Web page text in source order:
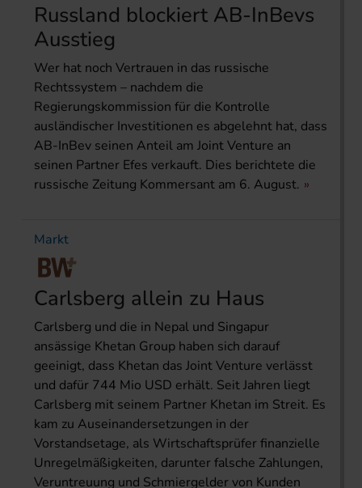
Russland blockiert AB-InBevs
Ausstieg
Wer hat noch Vertrauen in das russische
Rechtssystem – nachdem die
Regierungskommission für die Kontrolle
ausländischer Investitionen es abgelehnt hat, dass
AB-InBev seinen Anteil am Joint Venture an
seinen Partner Efes verkauft. Dies berichtete die
russische Zeitung Kommersant am 6. August.
Markt
Carlsberg allein zu Haus
Carlsberg und die in Nepal und Singapur
ansässige Khetan Group haben sich darauf
geeinigt, dass Khetan das Joint Venture verlässt
und dafür 744 Mio USD erhält. Seit Jahren liegt
Carlsberg mit seinem Partner Khetan im Streit. Es
kam zu Auseinandersetzungen in der
Vorstandsetage, als Wirtschaftsprüfer finanzielle
Unregelmäßigkeiten, darunter falsche Zahlungen,
Veruntreuung und Schmiergelder von Kunden